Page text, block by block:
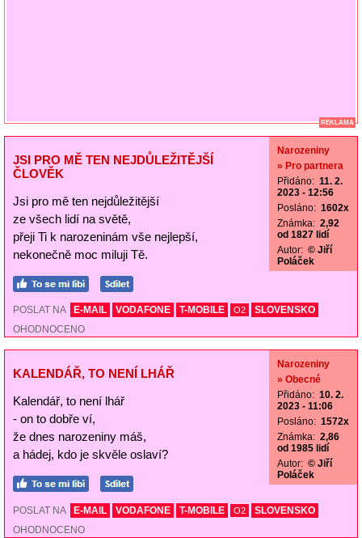
REKLAMA
JSI PRO MĚ TEN NEJDŮLEŽITĚJŠÍ
ČLOVĚK
Jsi pro mě ten nejdůležitější
ze všech lidí na světě,
přeji Ti k narozeninám vše nejlepší,
nekonečně moc miluji Tě.
Narozeniny
» Pro partnera
Přidáno: 11. 2.
2023 - 12:56
Posláno: 1602x
Známka: 2,92
od 1827 lidí
Autor: © Jiří
Poláček
POSLAT NA E-MAIL VODAFONE T-MOBILE O2
SLOVENSKO
OHODNOCENO
KALENDÁŘ, TO NENÍ LHÁŘ
Kalendář, to není lhář
- on to dobře ví,
že dnes narozeniny máš,
a hádej, kdo je skvěle oslaví?
Narozeniny
» Obecné
Přidáno: 10. 2.
2023 - 11:06
Posláno: 1572x
Známka: 2,86
od 1985 lidí
Autor: © Jiří
Poláček
POSLAT NA E-MAIL VODAFONE T-MOBILE O2
SLOVENSKO
OHODNOCENO